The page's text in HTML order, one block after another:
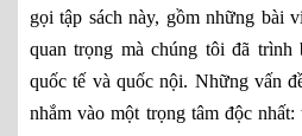
gọi tập sách này, gồm những bài
quan trọng mà chúng tôi đã
quốc tế và quốc nội. Những vấn
nhắm vào một trọng tâm độc